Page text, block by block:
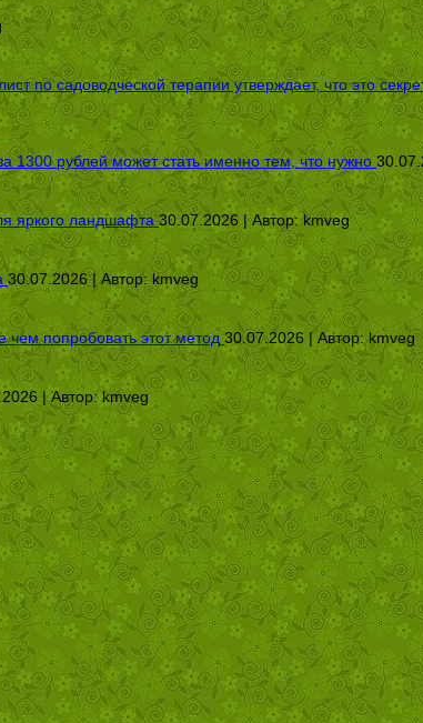
садоводческой терапии утверждает, что это
1300 рублей может стать именно тем, что нужно
яркого ландшафта 30.07.2026 | Автор:kmveg
30.07.2026 | Автор:kmveg
чем попробовать этот метод 30.07.2026 | Автор:kmveg
| Автор: kmveg